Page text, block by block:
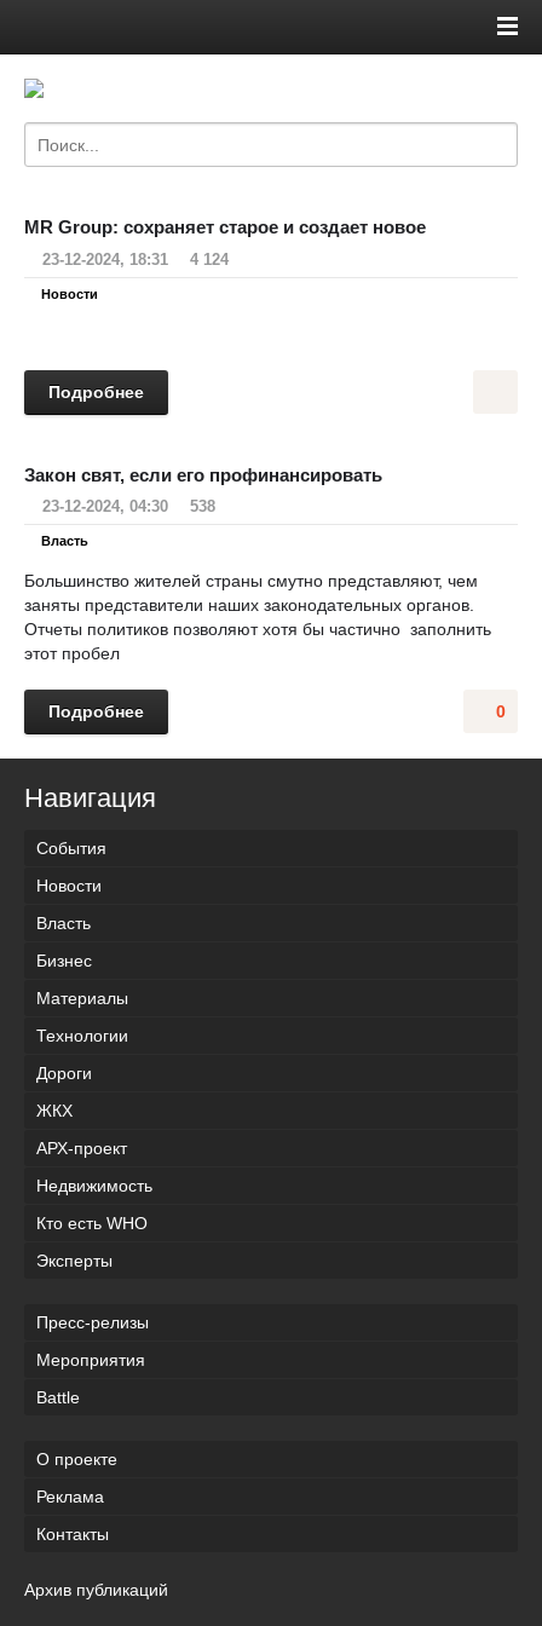
MR Group: сохраняет старое и создает новое
23-12-2024, 18:31 4 124
Новости
Подробнее
Закон свят, если его профинансировать
23-12-2024, 04:30 538
Власть
Большинство жителей страны смутно представляют, чем
заняты представители наших законодательных органов.
Отчеты политиков позволяют хотя бы частично заполнить
этот пробел
0
Подробнее
Навигация
События
Новости
Власть
Бизнес
Материалы
Технологии
Дороги
ЖКХ
АРХ-проект
Недвижимость
Кто есть WHO
Эксперты
Пресс-релизы
Мероприятия
Battle
О проекте
Реклама
Контакты
Архив публикаций